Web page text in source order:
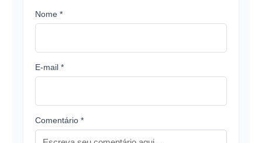
Nome *
E-mail *
Comentário *